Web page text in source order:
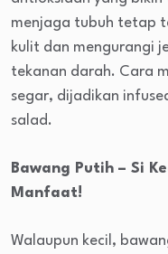
menjaga tubuh tetap
kulit dan mengurangi
tekanan darah. Cara
segar, dijadikan
salad.
Bawang Putih – Si
Manfaat!
Walaupun kecil,